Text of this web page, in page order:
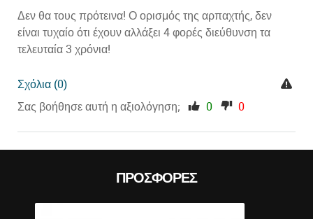
Δεν θα τους πρότεινα! Ο ορισμός της αρπαχτής, δεν
είναι τυχαίο ότι έχουν αλλάξει 4 φορές διεύθυνση τα
τελευταία 3 χρόνια!
Σχόλια (0)
Σας βοήθησε αυτή η αξιολόγηση;
0 0
ΠΡΟΣΦΟΡΈΣ